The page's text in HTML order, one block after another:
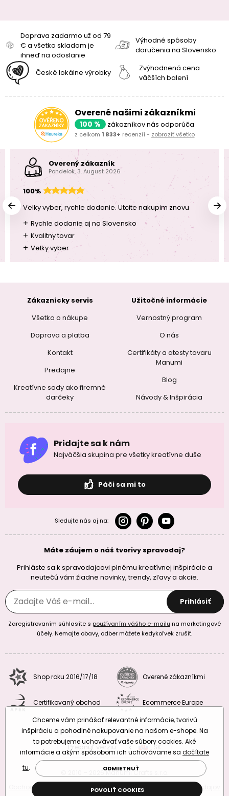
Doprava zadarmo už od 79
€ a všetko skladom je
ihneď na odoslanie
Výhodné spôsoby
doručenia na Slovensko
České lokálne výrobky
Zvýhodnená cena
väčších balení
Overené našimi zákazníkmi
100 % zákazníkov nás odporúča
z celkom 1 833+ recenzií - zobraziť všetko
Overený zákazník
Pondelok, 3. August 2026
100%
Velky vyber, rychle dodanie. Utcite nakupim znovu
+ Rychle dodanie aj na Slovensko
+ Kvalitny tovar
+ Velky vyber
Zákaznícky servis
Všetko o nákupe
Doprava a platba
Kontakt
Predajne
Kreatívne sady ako firemné
darčeky
Užitočné informácie
Vernostný program
O nás
Certifikáty a atesty tovaru
Manumi
Blog
Návody & Inšpirácia
Pridajte sa k nám
Najväčšia skupina pre všetky kreatívne duše
Páči sa mi to
Sledujte nás aj na:
Máte záujem o náš tvorivy spravodaj?
Prihláste sa k spravodajcovi plnému kreatívnej inšpirácie a
neutečú vám žiadne novinky, trendy, zľavy a akcie.
Prihlásiť
Zaregistrovaním súhlasíte s používaním vášho e-mailu na marketingové
účely. Nemajte obavy, odber môžete kedykoľvek zrušiť.
Shop roku 2016/17/18 Overené zákazníkmi
Certifikovaný obchod Ecommerce Europe
Prepnúť verziu: CZSK
© 2010 – 2026 Manumi Crafts s.r.o.
Obchodné podmienky
Podmienky ochrany osobných údajov
Chceme vám prinášať relevantné informácie, tvorivú
inšpiráciu a pohodlné nakupovanie na našom e-shope. Na
to potrebujeme uchovávať vaše súbory cookies. Aké
informácie a akým spôsobom ich uchovávame sa dočítate
tu. ODMIETNUŤ
POVOLIŤ COOKIES